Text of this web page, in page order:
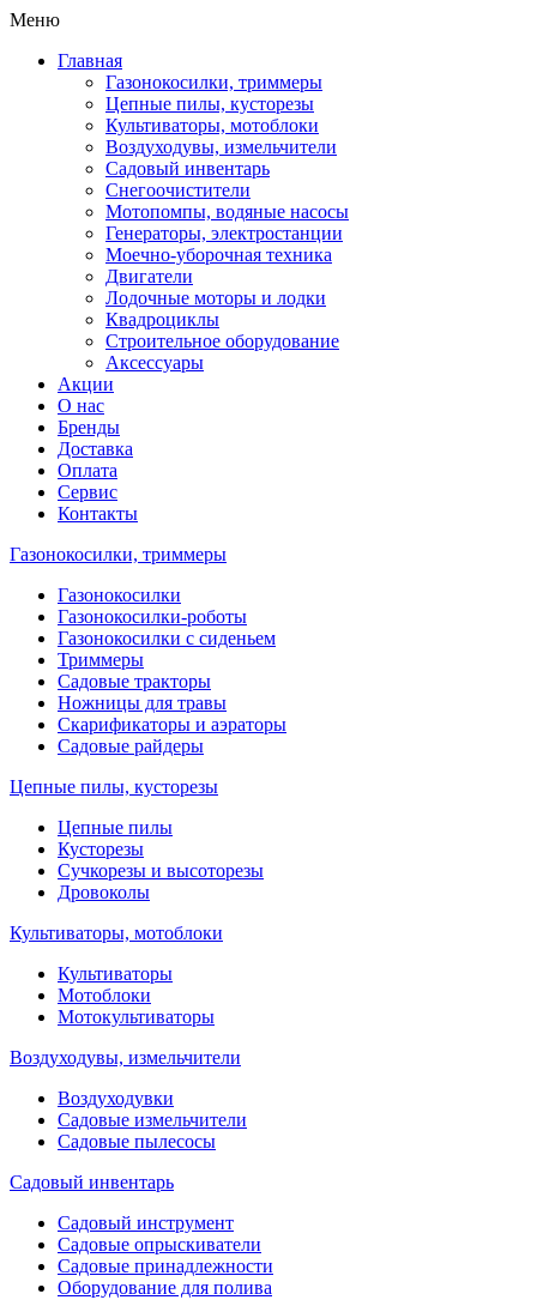
Меню
Главная
Газонокосилки, триммеры
Цепные пилы, кусторезы
Культиваторы, мотоблоки
Воздуходувы, измельчители
Садовый инвентарь
Снегоочистители
Мотопомпы, водяные насосы
Генераторы, электростанции
Моечно-уборочная техника
Двигатели
Лодочные моторы и лодки
Квадроциклы
Строительное оборудование
Аксессуары
Акции
О нас
Бренды
Доставка
Оплата
Сервис
Контакты
Газонокосилки, триммеры
Газонокосилки
Газонокосилки-роботы
Газонокосилки с сиденьем
Триммеры
Садовые тракторы
Ножницы для травы
Скарификаторы и аэраторы
Садовые райдеры
Цепные пилы, кусторезы
Цепные пилы
Кусторезы
Сучкорезы и высоторезы
Дровоколы
Культиваторы, мотоблоки
Культиваторы
Мотоблоки
Мотокультиваторы
Воздуходувы, измельчители
Воздуходувки
Садовые измельчители
Садовые пылесосы
Садовый инвентарь
Садовый инструмент
Садовые опрыскиватели
Садовые принадлежности
Оборудование для полива